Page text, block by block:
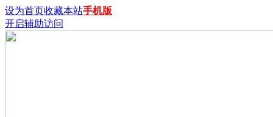
设为首页收藏本站手机版
开启辅助访问